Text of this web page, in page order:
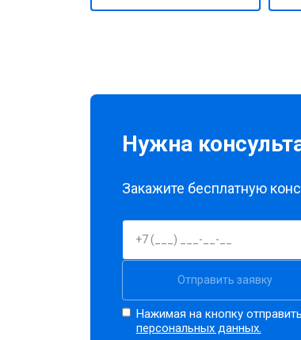
Нужна
Закажите бесплатную
Отправить заявку
Нажимая на кнопку
персональных данных.